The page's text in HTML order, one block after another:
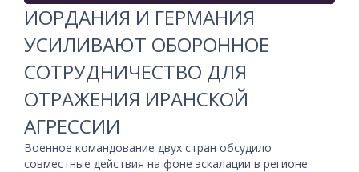
ИОРДАНИЯ И ГЕРМАНИЯ
УСИЛИВАЮТ ОБОРОННОЕ
СОТРУДНИЧЕСТВО ДЛЯ
ОТРАЖЕНИЯ ИРАНСКОЙ
АГРЕССИИ
Военное командование двух стран обсудило
совместные действия на фоне эскалации в регионе